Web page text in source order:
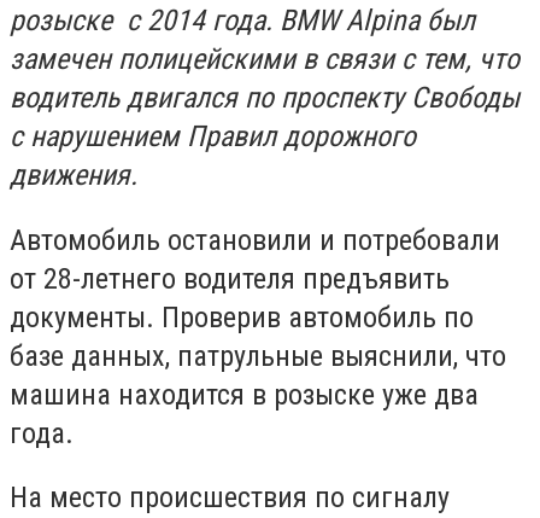
розыске с 2014 года. BMW Alpina был
замечен полицейскими в связи с тем, что
водитель двигался по проспекту Свободы
с нарушением Правил дорожного
движения.
Автомобиль остановили и потребовали
от 28-летнего водителя предъявить
документы. Проверив автомобиль по
базе данных, патрульные выяснили, что
машина находится в розыске уже два
года.
На место происшествия по сигналу